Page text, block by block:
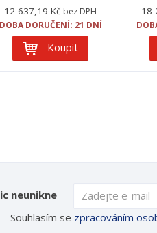
12 637,19 Kč bez DPH
DOBA DORUČENÍ: 21 DNÍ
Koupit
18
neunikne
Souhlasím se zpracováním